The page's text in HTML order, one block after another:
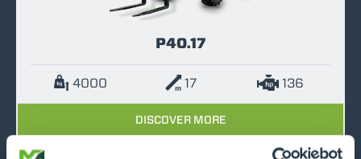
P40.17
4000 17 136
DISCOVER MORE